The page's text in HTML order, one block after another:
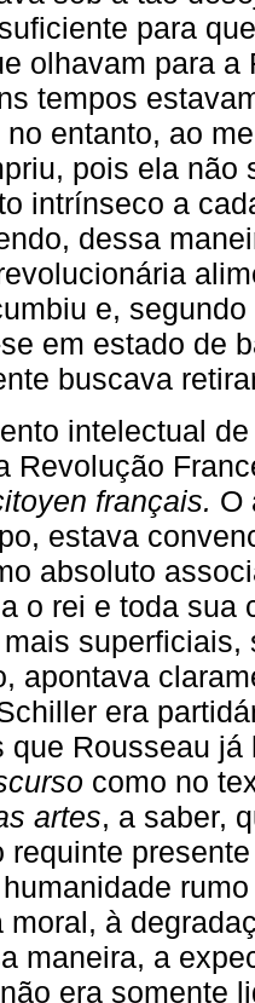
para
olhavam para
tempos
no entanto, ao
pois ela não
intrínseco a
dessa
e,
em estado de
buscava
intelectual
Revolução
français. O
estava
absoluto
o rei e toda sua
apontava
era
que Rousseau
como no
artes, a saber,
requinte
moral, à
maneira, a
era somente